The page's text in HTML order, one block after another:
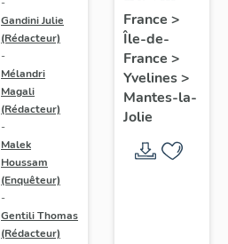
Gandini Julie
(Rédacteur)
-
Mélandri
Magali
(Rédacteur)
-
Malek
Houssam
(Enquêteur)
-
Gentili Thomas
(Rédacteur)
de
Mantes-
la-Jolie
France >
Île-de-
France >
Yvelines>
Mantes-la-
Jolie